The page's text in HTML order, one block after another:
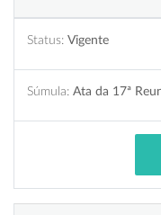
Status: Vigente
Súmula: Ata da 17ª